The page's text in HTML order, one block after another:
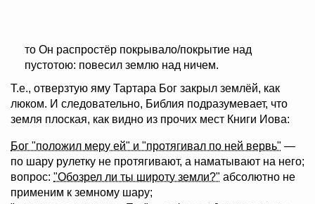
то Он распростёр покрывало/покрытие над
пустотою: повесил землю над ничем.
Т.е., отверзтую яму Тартара Бог закрыл землёй, как
люком. И следовательно, Библия подразумевает, что
земля плоская, как видно из прочих мест Книги Иова:
Бог "положил меру ей" и "протягивал по ней вервь" —
по шару рулетку не протягивают, а наматывают на него;
вопрос: "Обозрел ли ты широту земли?" абсолютно не
применим к земному шару;